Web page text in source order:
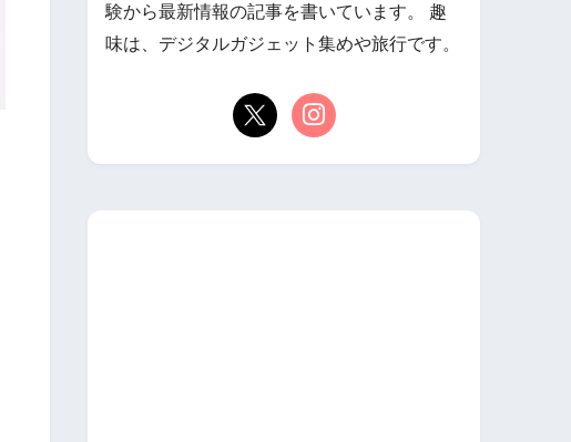
験から最新情報の記事を書いています。 趣
味は、デジタルガジェット集めや旅行です。